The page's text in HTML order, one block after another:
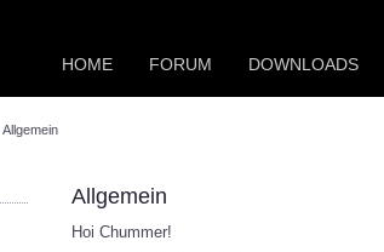
HOME FORUM DOWNLOADS
Allgemein
Allgemein
Hoi Chummer!